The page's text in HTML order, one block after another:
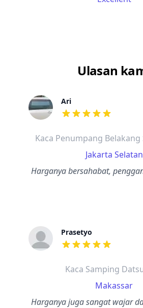
Ulasan
Ari
dari ulasan adalah
Kaca Penumpang
Jakarta Selatan
Harganya bersahabat,
Prasetyo
dari ulasan adalah
Kaca Samping
Makassar
Harganya juga sangat wajar